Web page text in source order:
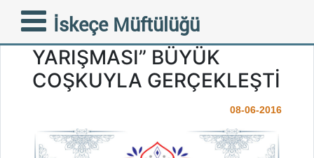
İskeçe Müftülüğü
“III. KUR’AN-I KERİM’İ ve
EZANI GÜZEL OKUMA
YARIŞMASI” BÜYÜK
COŞKUYLA GERÇEKLEŞTİ
08-06-2016